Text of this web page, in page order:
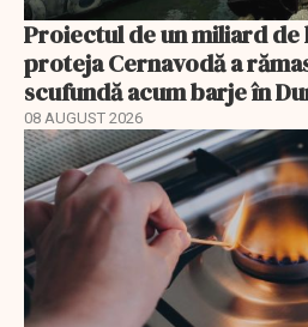
Proiectul de un miliard de
proteja Cernavodă a
scufundă acum barje în
08 AUGUST 2026